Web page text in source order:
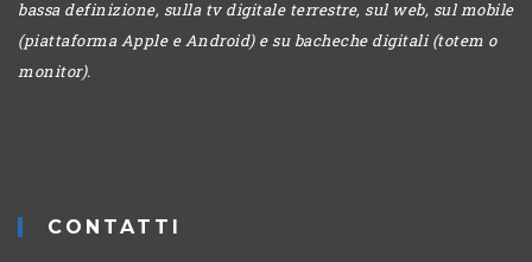
bassa definizione, sulla tv digitale terrestre, sul web, sul mobile
(piattaforma Apple e Android) e su bacheche digitali (totem o
monitor).
CONTATTI